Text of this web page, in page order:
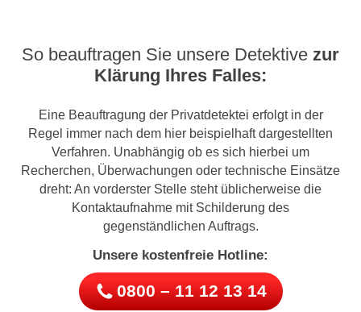
So beauftragen Sie unsere Detektive zur
Klärung Ihres Falles:
Eine Beauftragung der Privatdetektei erfolgt in der
Regel immer nach dem hier beispielhaft dargestellten
Verfahren. Unabhängig ob es sich hierbei um
Recherchen, Überwachungen oder technische Einsätze
dreht: An vorderster Stelle steht üblicherweise die
Kontaktaufnahme mit Schilderung des
gegenständlichen Auftrags.
Unsere kostenfreie Hotline:
0800 – 11 12 13 14